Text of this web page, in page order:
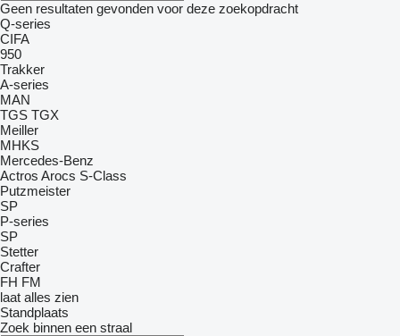
Geen resultaten gevonden voor deze zoekopdracht
Q-series
CIFA
950
Trakker
A-series
MAN
TGS TGX
Meiller
MHKS
Mercedes-Benz
Actros Arocs S-Class
Putzmeister
SP
P-series
SP
Stetter
Crafter
FH FM
laat alles zien
Standplaats
Zoek binnen een straal